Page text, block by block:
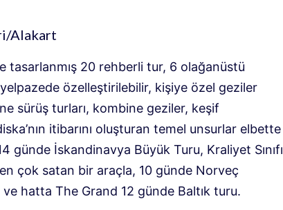
Alakart
tasarlanmış 20 rehberli tur, 6 olağanüstü
özelleştirilebilir, kişiye özel geziler
sürüş turları, kombine geziler, keşif
itibarını oluşturan temel unsurlar elbette
günde İskandinavya Büyük Turu, Kraliyet Sınıfı
çok satan bir araçla, 10 günde Norveç
hatta The Grand 12 günde Baltık turu.